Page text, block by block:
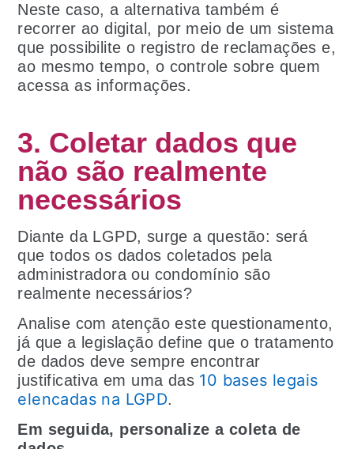
Neste caso, a alternativa também é
recorrer ao digital, por meio de um sistema
que possibilite o registro de reclamações e,
ao mesmo tempo, o controle sobre quem
acessa as informações.
3. Coletar dados que
não são realmente
necessários
Diante da LGPD, surge a questão: será
que todos os dados coletados pela
administradora ou condomínio são
realmente necessários?
Analise com atenção este questionamento,
já que a legislação define que o tratamento
de dados deve sempre encontrar
justificativa em uma das 10 bases legais
elencadas na LGPD.
Em seguida, personalize a coleta de